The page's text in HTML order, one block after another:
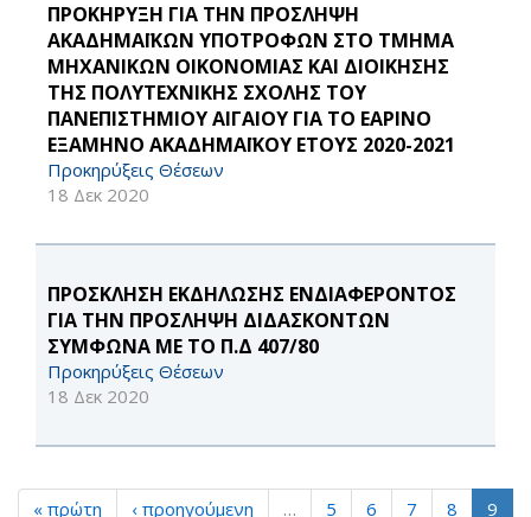
ΠΡΟΚΗΡΥΞΗ ΓΙΑ ΤΗΝ ΠΡΟΣΛΗΨΗ
ΑΚΑΔΗΜΑΪΚΩΝ ΥΠΟΤΡΟΦΩΝ ΣΤΟ ΤΜΗΜΑ
ΜΗΧΑΝΙΚΩΝ ΟΙΚΟΝΟΜΙΑΣ ΚΑΙ ΔΙΟΙΚΗΣΗΣ
ΤΗΣ ΠΟΛΥΤΕΧΝΙΚΗΣ ΣΧΟΛΗΣ ΤΟΥ
ΠΑΝΕΠΙΣΤΗΜΙΟΥ ΑΙΓΑΙΟΥ ΓΙΑ ΤΟ ΕΑΡΙΝΟ
ΕΞΑΜΗΝΟ ΑΚΑΔΗΜΑΪΚΟΥ ΕΤΟΥΣ 2020-2021
Προκηρύξεις Θέσεων
18 Δεκ 2020
ΠΡΟΣΚΛΗΣΗ ΕΚΔΗΛΩΣΗΣ ΕΝΔΙΑΦΕΡΟΝΤΟΣ
ΓΙΑ ΤΗΝ ΠΡΟΣΛΗΨΗ ΔΙΔΑΣΚΟΝΤΩΝ
ΣΥΜΦΩΝΑ ΜΕ ΤΟ Π.Δ 407/80
Προκηρύξεις Θέσεων
18 Δεκ 2020
« πρώτη ‹ προηγούμενη … 5 6 7 8
9